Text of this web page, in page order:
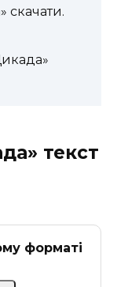
скачати.
текст
форматі